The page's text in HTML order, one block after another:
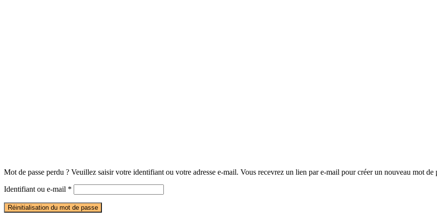
Mot de passe perdu ? Veuillez saisir votre identifiant ou votre adresse e-mail. Vous recevrez un lien par e-mail pour créer un nouveau mot de
Identifiant ou e-mail *
Réinitialisation du mot de passe